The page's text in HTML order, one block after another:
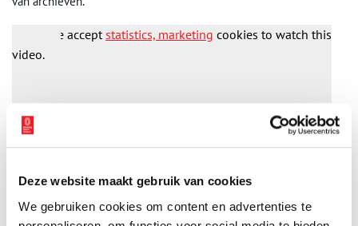
Deze website maakt gebruik van cookies
We gebruiken cookies om content en advertenties te
Please accept statistics, marketing cookies to watch this
video.